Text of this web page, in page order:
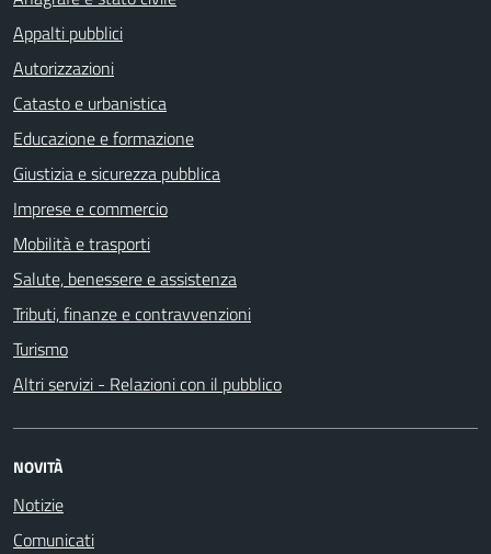
Appalti pubblici
Autorizzazioni
Catasto e urbanistica
Educazione e formazione
Giustizia e sicurezza pubblica
Imprese e commercio
Mobilità e trasporti
Salute, benessere e assistenza
Tributi, finanze e contravvenzioni
Turismo
Altri servizi - Relazioni con il pubblico
NOVITÀ
Notizie
Comunicati